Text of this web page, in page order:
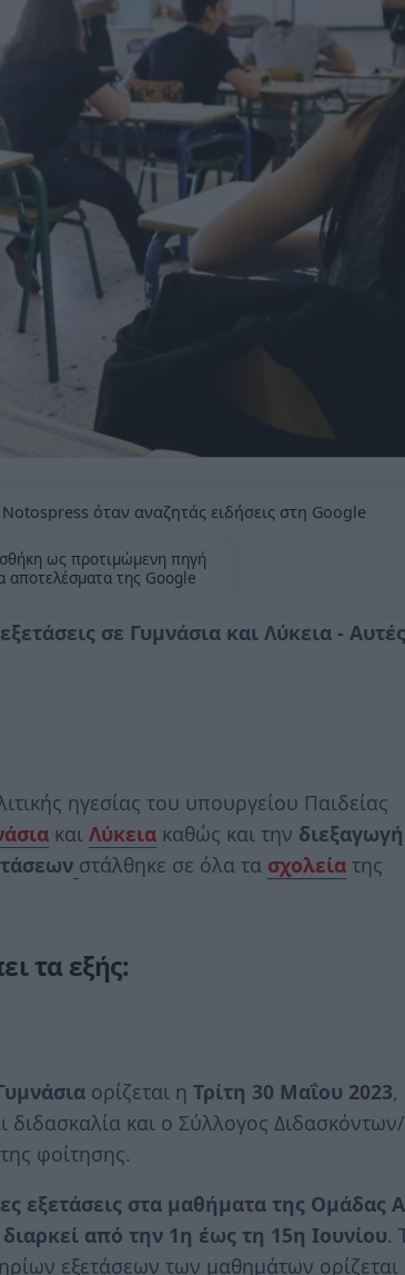
όταν αναζητάς ειδήσεις στη Google
ως προτιμώμενη πηγή
αποτελέσματα της Google
σε Γυμνάσια και Λύκεια - Αυτές
ηγεσίας του υπουργείου Παιδείας
και Λύκεια καθώς και την διεξαγωγή
στάλθηκε σε όλα τα σχολεία της
τα εξής:
ορίζεται η Τρίτη 30 Μαΐου 2023,
διδασκαλία και ο Σύλλογος Διδασκόντων/
φοίτησης.
εξετάσεις στα μαθήματα της Ομάδας
από την 1η έως τη 15η Ιουνίου.
εξετάσεων των μαθημάτων ορίζεται